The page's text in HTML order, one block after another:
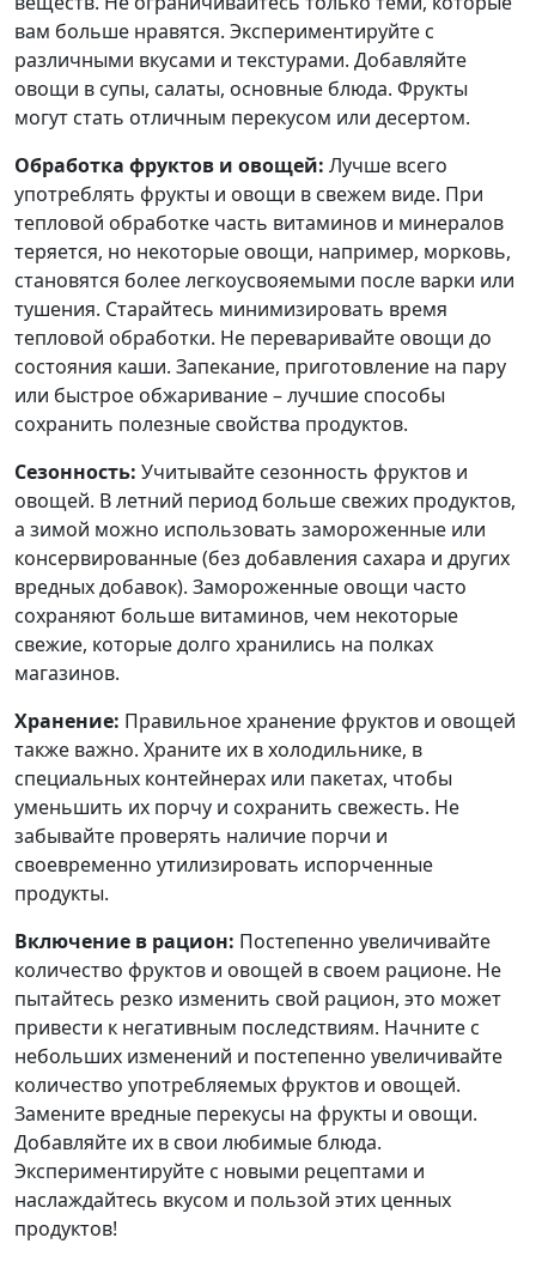
вам больше нравятся. Экспериментируйте с
различными вкусами и текстурами. Добавляйте
овощи в супы, салаты, основные блюда. Фрукты
могут стать отличным перекусом или десертом.
Обработка фруктов и овощей: Лучше всего
употреблять фрукты и овощи в свежем виде. При
тепловой обработке часть витаминов и минералов
теряется, но некоторые овощи, например, морковь,
становятся более легкоусвояемыми после варки или
тушения. Старайтесь минимизировать время
тепловой обработки. Не переваривайте овощи до
состояния каши. Запекание, приготовление на пару
или быстрое обжаривание – лучшие способы
сохранить полезные свойства продуктов.
Сезонность: Учитывайте сезонность фруктов и
овощей. В летний период больше свежих продуктов,
а зимой можно использовать замороженные или
консервированные (без добавления сахара и других
вредных добавок). Замороженные овощи часто
сохраняют больше витаминов, чем некоторые
свежие, которые долго хранились на полках
магазинов.
Хранение: Правильное хранение фруктов и овощей
также важно. Храните их в холодильнике, в
специальных контейнерах или пакетах, чтобы
уменьшить их порчу и сохранить свежесть. Не
забывайте проверять наличие порчи и
своевременно утилизировать испорченные
продукты.
Включение в рацион: Постепенно увеличивайте
количество фруктов и овощей в своем рационе. Не
пытайтесь резко изменить свой рацион, это может
привести к негативным последствиям. Начните с
небольших изменений и постепенно увеличивайте
количество употребляемых фруктов и овощей.
Замените вредные перекусы на фрукты и овощи.
Добавляйте их в свои любимые блюда.
Экспериментируйте с новыми рецептами и
наслаждайтесь вкусом и пользой этих ценных
продуктов!